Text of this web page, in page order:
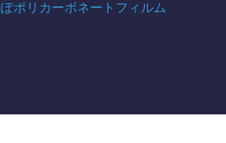
ぽポリカーボネートフィルム